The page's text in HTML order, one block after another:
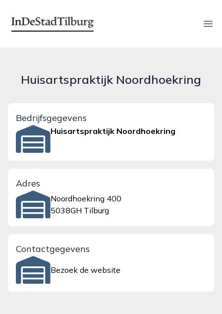
indestadtilburg.nl
Huisartspraktijk Noordhoekring
Bedrijfsgegevens
Huisartspraktijk Noordhoekring
Adres
Noordhoekring 400
5038GH Tilburg
Contactgegevens
Bezoek de website